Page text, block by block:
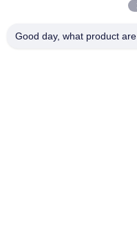
Kawat Magnet Tembaga
Good day, what product